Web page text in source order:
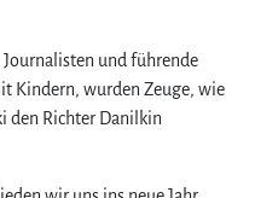
f
l
Journalisten und führende
Kindern, wurden Zeuge, wie
den Richter Danilkin